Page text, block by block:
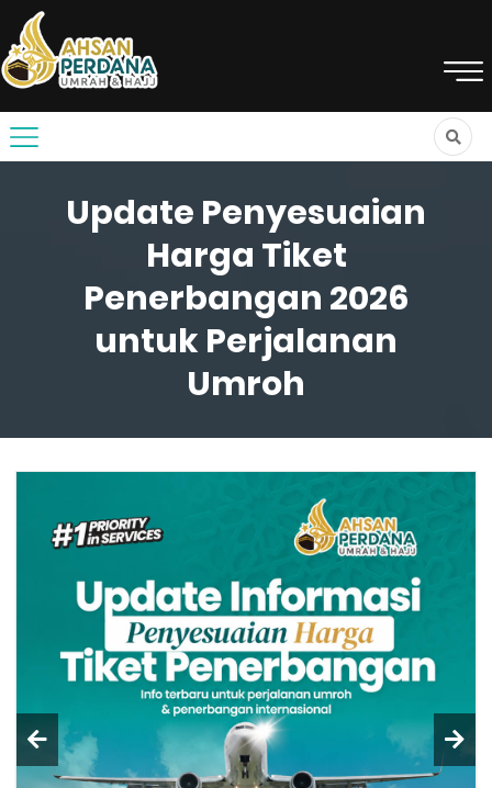
Update Penyesuaian
Harga Tiket
Penerbangan 2026
untuk Perjalanan
Umroh